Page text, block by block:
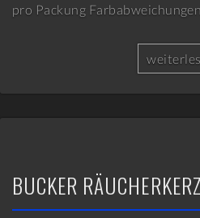
pro Packung
BUCKER